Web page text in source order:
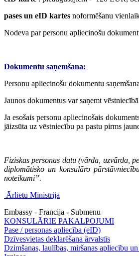
pases un eID kartes noformēšanu
Nodeva par personu apliecinošu
Dokumentu saņemšana:
Personu apliecinošu dokumentu
Jaunos dokumentus var saņemt
Ja esošais personu apliecinošais
jāizsūta uz vēstniecību pa pastu pirms
Fiziskas personas datu (vārda, uzvārda,
diplomātisko un konsulāro
noteikumi”.
Ārlietu Ministrija
Embassy - Francija - Submenu
KONSULĀRIE PAKALPOJUMI
Pase / personas apliecība (eID)
Dzīvesvietas deklarēšana ārvalstīs
Dzimšanas, laulības, miršanas apliecību